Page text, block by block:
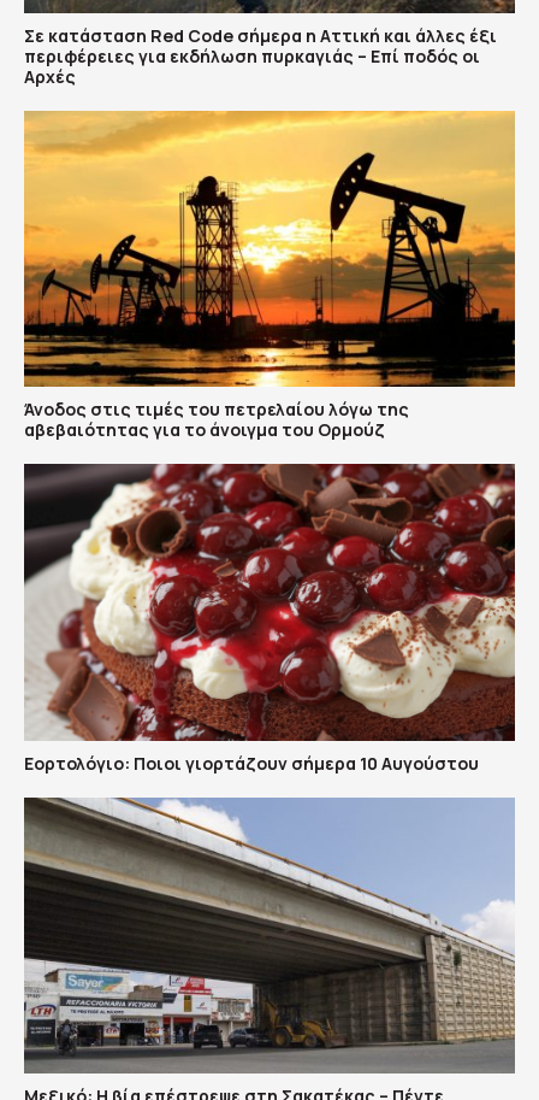
Σε κατάσταση Red Code σήμερα η Αττική και άλλες έξι
περιφέρειες για εκδήλωση πυρκαγιάς – Επί ποδός οι
Αρχές
Άνοδος στις τιμές του πετρελαίου λόγω της
αβεβαιότητας για το άνοιγμα του Ορμούζ
Εορτολόγιο: Ποιοι γιορτάζουν σήμερα 10 Αυγούστου